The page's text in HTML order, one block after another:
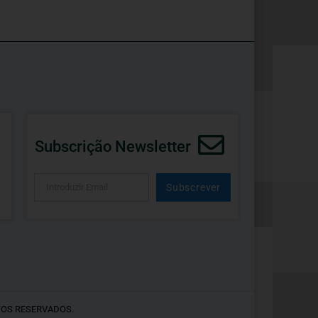
Subscrição Newsletter
Subscrever
RESERVADOS.